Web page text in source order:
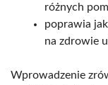
różnych
poprawia
na zdrowie
Wprowadzenie